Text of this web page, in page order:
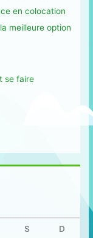
en colocation
meilleure option
se faire
S D